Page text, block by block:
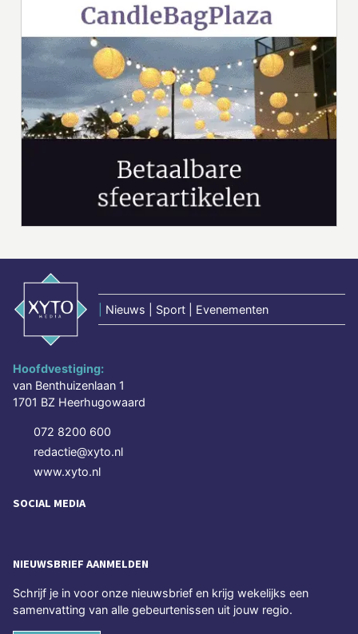
Nieuws | Sport | Evenementen
Hoofdvestiging:
van Benthuizenlaan 1
1701 BZ Heerhugowaard
072 8200 600
redactie@xyto.nl
www.xyto.nl
SOCIAL MEDIA
NIEUWSBRIEF AANMELDEN
Schrijf je in voor onze nieuwsbrief en krijg wekelijks een
samenvatting van alle gebeurtenissen uit jouw regio.